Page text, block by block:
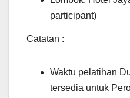
participant)
Catatan :
Waktu pelatihan
tersedia untuk